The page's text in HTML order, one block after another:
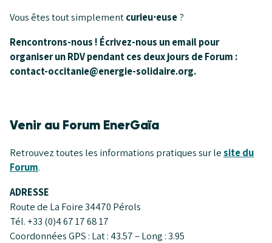
Vous êtes tout simplementcurieu⋅euse?
Rencontrons-nous ! Écrivez-nous un email pour
organiser un RDV pendant ces deux jours de Forum :
contact-occitanie@energie-solidaire.org.
Venir au Forum EnerGaïa
Retrouvez toutes les informations pratiques sur lesite du
Forum.
ADRESSE
Route de La Foire 34470 Pérols
Tél. +33 (0)4 67 17 68 17
Coordonnées GPS : Lat : 43.57 – Long : 3.95